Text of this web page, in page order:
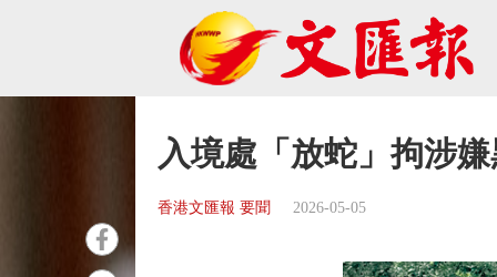
入境處「放蛇」拘涉
香港文匯報 要聞 2026-05-05